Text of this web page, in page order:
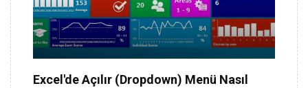
Excel'de Açılır (Dropdown) Menü Nasıl